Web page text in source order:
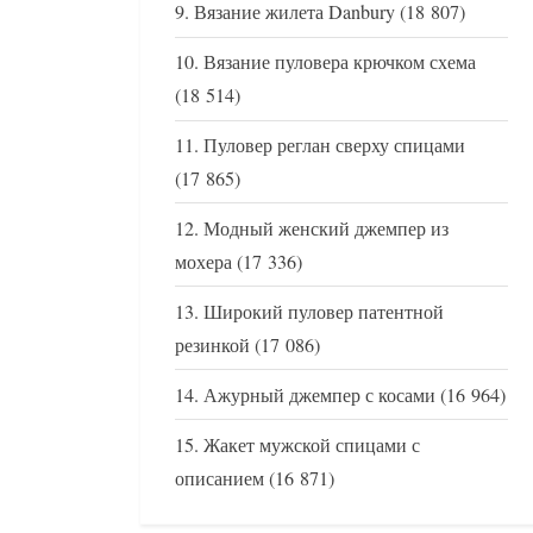
Вязание жилета Danbury(18 807)
Вязание пуловера крючком схема
(18 514)
Пуловер реглан сверху спицами
(17 865)
Модный женский джемпер из
мохера(17 336)
Широкий пуловер патентной
резинкой (17 086)
Ажурный джемпер с косами (16 964)
Жакет мужской спицами с
описанием(16 871)